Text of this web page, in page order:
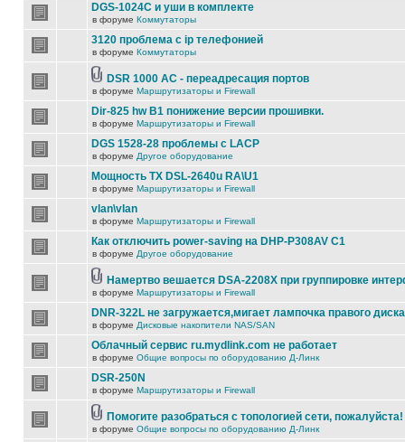
DGS-1024C и уши в комплекте
в форуме Коммутаторы
3120 проблема с ip телефонией
в форуме Коммутаторы
DSR 1000 AC - переадресация портов
в форуме Маршрутизаторы и Firewall
Dir-825 hw B1 понижение версии прошивки.
в форуме Маршрутизаторы и Firewall
DGS 1528-28 проблемы с LACP
в форуме Другое оборудование
Мощность TX DSL-2640u RA\U1
в форуме Маршрутизаторы и Firewall
vlan\vlan
в форуме Маршрутизаторы и Firewall
Как отключить power-saving на DHP-P308AV C1
в форуме Другое оборудование
Намертво вешается DSA-2208X при группировке
в форуме Маршрутизаторы и Firewall
DNR-322L не загружается,мигает лампочка правого диска
в форуме Дисковые накопители NAS/SAN
Облачный сервис ru.mydlink.com не работает
в форуме Общие вопросы по оборудованию Д-Линк
DSR-250N
в форуме Маршрутизаторы и Firewall
Помогите разобраться с топологией сети, пожалуйста!
в форуме Общие вопросы по оборудованию Д-Линк